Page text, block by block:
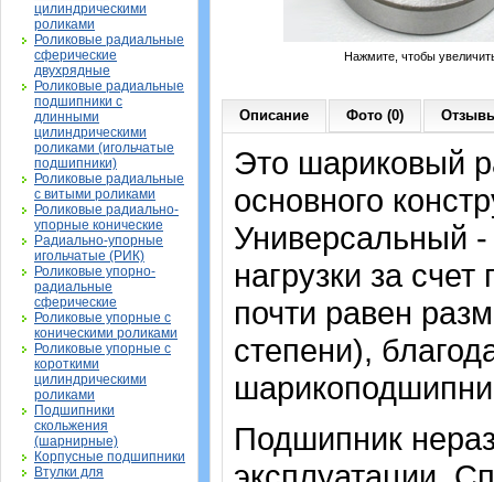
цилиндрическими
роликами
Роликовые радиальные
сферические
двухрядные
Роликовые радиальные
подшипники с
длинными
цилиндрическими
роликами (игольчатые
подшипники)
Роликовые радиальные
с витыми роликами
Роликовые радиально-
упорные конические
Радиально-упорные
игольчатые (РИК)
Роликовые упорно-
радиальные
сферические
Роликовые упорные с
коническими роликами
Роликовые упорные с
короткими
цилиндрическими
роликами
Подшипники
скольжения
(шарнирные)
Корпусные подшипники
Втулки для
Нажмите, чтобы
Описание Фото (0)
Это шариковый
основного
Универсальный
нагрузки за
почти равен
степени),
Подшипник